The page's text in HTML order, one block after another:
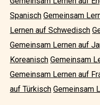
Spanisch Gemeinsam
Lernen auf Schwedisch
Gemeinsam Lernen auf
Koreanisch Gemeinsam
Gemeinsam Lernen auf
auf Türkisch Gemeinsam